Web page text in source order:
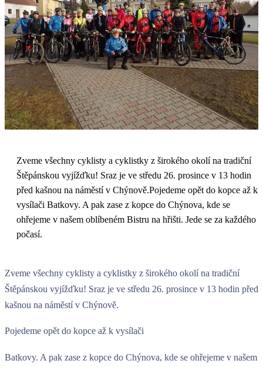
Zveme všechny cyklisty a cyklistky z širokého okolí na tradiční
Štěpánskou vyjížďku! Sraz je ve středu 26. prosince v 13 hodin
před kašnou na náměstí v Chýnově.Pojedeme opět do kopce až k
vysílači Batkovy. A pak zase z kopce do Chýnova, kde se
ohřejeme v našem oblíbeném Bistru na hřišti. Jede se za každého
počasí.
Zveme všechny cyklisty a cyklistky z širokého okolí na tradiční
Štěpánskou vyjížďku! Sraz je ve středu 26. prosince v 13 hodin před
kašnou na náměstí v Chýnově.
Pojedeme opět do kopce až k vysílači
Batkovy. A pak zase z kopce do Chýnova, kde se ohřejeme v našem